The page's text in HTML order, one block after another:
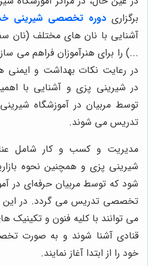
برگزاری دوره تخصصی شیرینی
آشنایی با نان های مختلف (نان
...) را برای هنرآموزان فراهم می
در رعایت نکات بهداشت و ایمنی
در شیرینی پزی و آشنایی با
توسط مربیان در آموزشگاه
تدریس می شوند.
مدیریت و کسب و کار شامل
شیرینی پزی و همچنین نحوه
شود که توسط مربیان حرفه‌ای در
تخصصی تدریس می گردد. در این
می توانند با کلیه فنون و
قنادی آشنا شوند و به صورت
خود را از ابتدا آغاز نمایند.